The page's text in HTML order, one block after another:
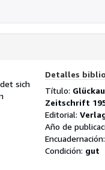
sich
Detalles
Título:
Zeitschrift
Editorial:
Año de
Encuadernación:
Condición: gut